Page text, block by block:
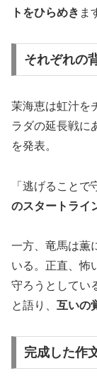
トをひらめき ま
それぞれの
茉海恵は虹汁を
ラダの延長戦に
を発表。
「逃げることで
のスタートライ
一方、竜馬は薫
いる。正直、怖
守ろうとしてい
と語り、 互いの
完成した作